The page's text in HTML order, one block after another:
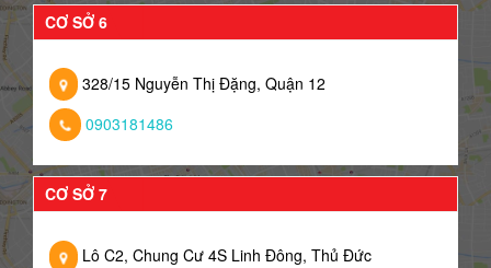
CƠ SỞ 6
328/15 Nguyễn Thị Đặng, Quận 12
0903181486
CƠ SỞ 7
Lô C2, Chung Cư 4S Linh Đông, Thủ Đức